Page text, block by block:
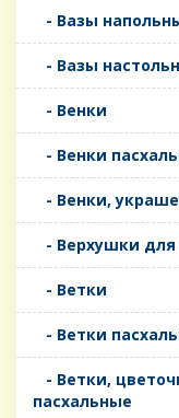
- Вазы
- Вазы
- Венки
- Венки
- Венки,
- Верхушки для
- Ветки
- Ветки
- Ветки,
пасхальные